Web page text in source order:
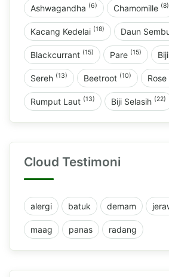
Ashwagandha (6) Chamomille (8)
Kacang Kedelai (18) Daun
Blackcurrant (15) Pare (15)
Sereh (13) Beetroot (10)
Rumput Laut (13) Biji Selasih (22)
Cloud Testimoni
alergi batuk demam
maag panas radang